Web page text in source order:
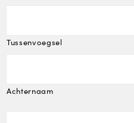
Tussenvoegsel
Achternaam